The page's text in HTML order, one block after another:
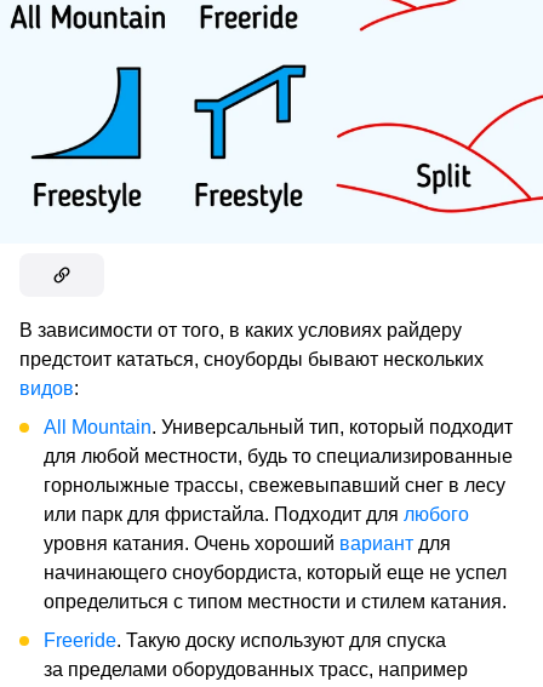
В зависимости от того, в каких условиях райдеру
предстоит кататься, сноуборды бывают нескольких
видов:
All Mountain. Универсальный тип, который подходит
для любой местности, будь то специализированные
горнолыжные трассы, свежевыпавший снег в лесу
или парк для фристайла. Подходит для любого
уровня катания. Очень хороший вариант для
начинающего сноубордиста, который еще не успел
определиться с типом местности и стилем катания.
Freeride. Такую доску используют для спуска
за пределами оборудованных трасс, например